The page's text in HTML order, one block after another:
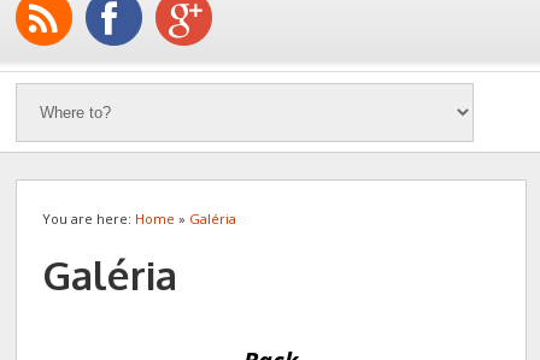
You are here: Home » Galéria
Galéria